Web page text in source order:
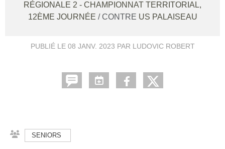
RÉGIONALE 2 - CHAMPIONNAT TERRITORIAL,
12ÈME JOURNÉE / CONTRE US PALAISEAU
PUBLIÉ LE 08 JANV. 2023 PAR LUDOVIC ROBERT
SENIORS